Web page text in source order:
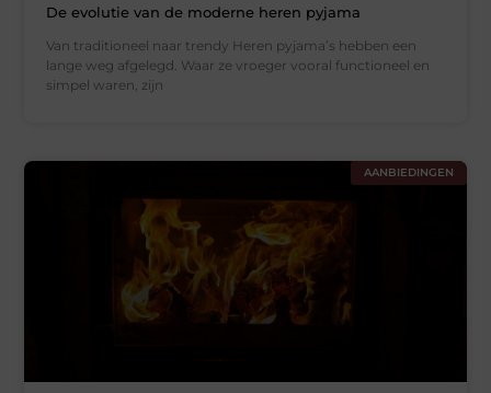
De evolutie van de moderne heren pyjama
Van traditioneel naar trendy Heren pyjama’s hebben een
lange weg afgelegd. Waar ze vroeger vooral functioneel en
simpel waren, zijn
AANBIEDINGEN